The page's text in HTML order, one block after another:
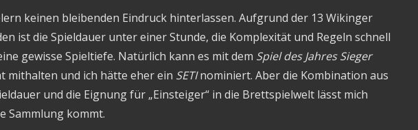
keinen bleibenden Eindruck hinterlassen. Aufgrund der 13 Wikinger
ist die Spieldauer unter einer Stunde, die Komplexität und Regeln schnell
gewisse Spieltiefe. Natürlich kann es mit dem Spiel des Jahres Sieger
mithalten und ich hätte eher ein SETInominiert. Aber die Kombination aus
und die Eignung für „Einsteiger“ in die Brettspielwelt lässt mich
Sammlung kommt.